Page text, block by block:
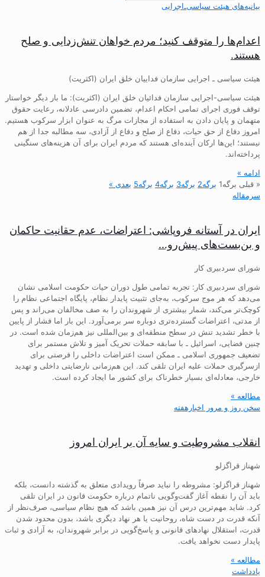
بیانیه‌های هیئت‌ سیاسی‌ـ‌اجرایی
اعدام‌ها را متوقف کنید؛ مردم خواهان تنش‌زدایی و صلح
هستند.
هیئت سیاسی ـ اجرایی سازمان فداییان خلق ایران (اکثریت)
هیئت سیاسی-اجرایی سازمان فدائیان خلق ایران (اکثریت): ما بار دیگر خواستار
توقف فوری اجرای تمامی احکام اعدام، تضمین دادرسی عادلانه، رعایت حقوق
متهمان و پایان دادن به استفاده از مجازات مرگ به عنوان ابزار سرکوب هستیم.
امروز دفاع از حق حیات، دفاع از صلح و دفاع از آزادی، سه مطالبه جدا از هم
نیستند؛ این‌ها ارکان آینده‌ای هستند که مردم ایران برای آن هزینه‌های سنگینی
پرداخته‌اند.
ادامه »
« قبلی برگه1 برگه2 برگه3 برگه4 برگه5 بعدی »
سرمقاله
ایران در آستانه فروپاشی: اعتراضات، عدم حقانیت حاکمان
و بن‌بست‌های پیش‌رو…
شورای سردبیری کار
شورای سردبیری کار: تجربه تمامی طول دوران حیات حکومت اسلامی نشان
می‌دهد که هر موج سرکوب، به‌جای تثبیت پایدار نظام، پایگاه اجتماعی نظام را
کوچک‌تر می‌کند، شمار بیشتری از شهروندان را به صف مخالفان می‌راند و پس
از مدتی، اعتراضات گسترده‌تری دوباره سر برمی‌آورد. این بار اما فشار از پایین
با خطر تشدید تنش در سطح منطقه‌ای و بین‌المللی نیز هم‌زمان شده است. در
چنین فضایی، اسرائیل ـ با سابقه حملات تحریک آمیز و تلاش مستمر برای
تضعیف جمهوری اسلامی ـ ممکن است اعتراضات داخلی را فرصتی برای
ازسرگیری حملات علیه ایران تلقی کند. این هم‌زمانی نارضایتی داخلی و تهدید
خارجی، معادله‌ای بسیار خطرناک برای کشور ما ایجاد کرده است.
مطالعه »
سخن روز و مرور اخبارهفته
انقلاب مشروطیت و سایه آن بر ایران امروز
شهناز قراگزلو
شهناز قراگزلو: مشروطه را نباید صرفاً رویدادی متعلق به گذشته دانست، بلکه
باید آن را نقطه آغاز گفت‌وگویی ناتمام درباره حکومت قانون در ایران تلقی
کرد. شاید مهم‌ترین درس آن نیز همین باشد که هیچ نظام سیاسی، صرف‌نظر از
آنکه قدرت در دست شاه، روحانیت یا هر نهاد دیگری باشد، بدون محدود شدن
قدرت، استقلال نهادهای قانونی و پاسخ‌گویی در برابر شهروندان، به آزادی و ثبات
پایدار دست نخواهد یافت.
مطالعه »
یادداشت